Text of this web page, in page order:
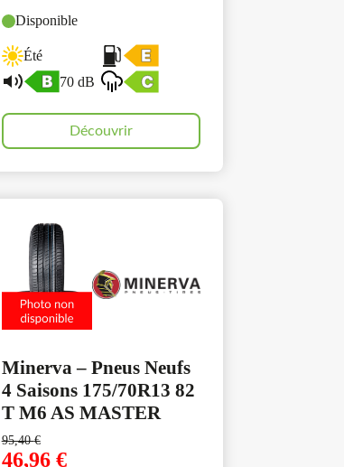
Disponible
Été
70 dB
Découvrir
Minerva – Pneus Neufs
4 Saisons 175/70R13 82
T M6 AS MASTER
95,40€
46,96 €